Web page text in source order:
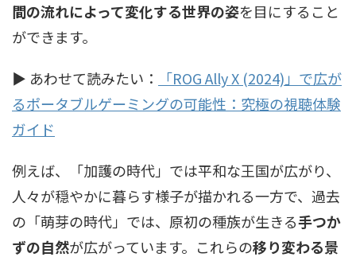
間の流れによって変化する世界の姿を目にすること
ができます。
▶ あわせて読みたい：
「ROG Ally X (2024)」で広が
るポータブルゲーミングの可能性：究極の視聴体験
ガイド
例えば、「加護の時代」では平和な王国が広がり、
人々が穏やかに暮らす様子が描かれる一方で、過去
の「萌芽の時代」では、原初の種族が生きる手つか
ずの自然が広がっています。これらの移り変わる景